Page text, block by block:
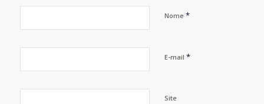
Nome *
E-mail *
Site